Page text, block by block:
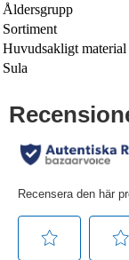
Åldersgrupp
Sortiment
Huvudsakligt material
Sula